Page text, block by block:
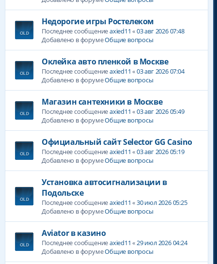
Недорогие игры Ростелеком
Последнее сообщениеaxied11 «03 авг 2026 07:48
Добавлено в форумеОбщие вопросы
Оклейка авто пленкой в Москве
Последнее сообщениеaxied11 «03 авг 2026 07:04
Добавлено в форумеОбщие вопросы
Магазин сантехники в Москве
Последнее сообщениеaxied11 «03 авг 2026 05:49
Добавлено в форумеОбщие вопросы
Официальный сайт Selector GG Casino
Последнее сообщениеaxied11 «03 авг 2026 05:19
Добавлено в форумеОбщие вопросы
Установка автосигнализации в
Подольске
Последнее сообщениеaxied11 «30 июл 2026 05:25
Добавлено в форумеОбщие вопросы
Aviator в казино
Последнее сообщениеaxied11 « 29 июл 2026 04:24
Добавлено в форумеОбщие вопросы